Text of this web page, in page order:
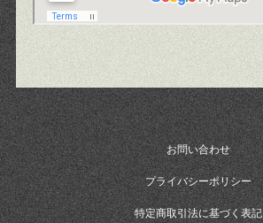
お問い合わせ
プライバシーポリシー
特定商取引法に基づく表記